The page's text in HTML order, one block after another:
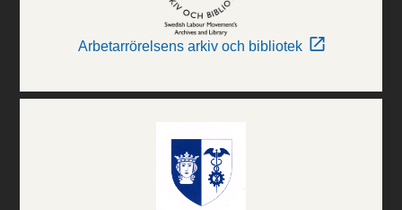
Arbetarrörelsens arkiv och bibliotek